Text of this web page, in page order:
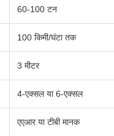
60-100 टन
100 किमी/घंटा तक
3 मीटर
4-एक्सल या 6-एक्सल
एएआर या टीबी मानक